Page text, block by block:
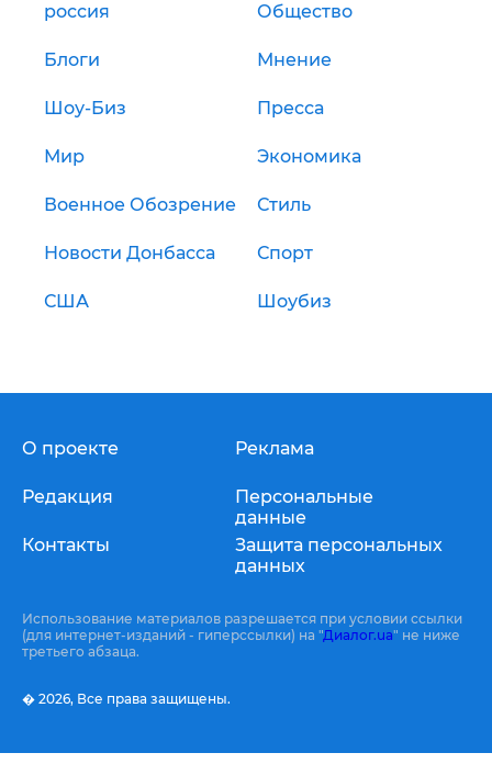
россия Общество
Блоги Мнение
Шоу-Биз Пресса
Мир Экономика
Военное Обозрение Стиль
Новости Донбасса Спорт
США Шоубиз
О проекте
Редакция
Контакты
Реклама
Персональные
данные
Защита персональных
данных
Использование материалов разрешается при условии ссылки
(для интернет-изданий - гиперссылки) на "Диалог.ua" не ниже
третьего абзаца.
� 2026, Все права защищены.